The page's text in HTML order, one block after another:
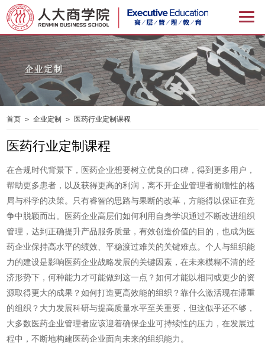
首页 > 企业定制 > 医药行业定制课程
医药行业定制课程
在合规时代背景下，医药企业想要树立优良的口碑，得到更多用户，
帮助更多患者，以及获得更高的利润，离不开企业管理者前瞻性的格
局与科学的决策。只有睿智的思路与果断的改革，方能得以保证在竞
争中脱颖而出。医药企业高层们如何利用自身学识通过不断改进组织
管理，达到正确提升产品服务质量，有效创造价值的目的，也成为医
药企业保持高水平的绩效、平稳渡过难关的关键难点。个人与组织能
力的建设是影响医药企业战略发展的关键因素，在未来模糊不清的经
济形势下，何种能力才可能做到这一点？如何才能以相同或更少的资
源取得更大的成果？如何打造更高效能的组织？靠什么激活现在滞重
的组织？大力发展科研与提高质量水平至关重要，但这似乎还不够，
大多数医药企业管理者应该迎着确保企业可持续性的压力，在发展过
程中，不断地构建医药企业面向未来的组织能力。